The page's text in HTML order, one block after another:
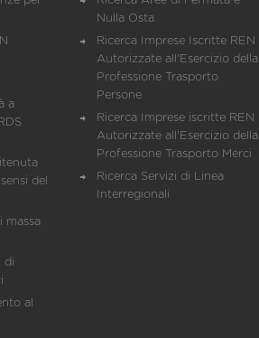
a
del
massa
di
al
Nulla Osta
Ricerca Imprese Iscritte REN
Autorizzate all'Esercizio della
Professione Trasporto
Persone
Ricerca Imprese iscritte REN
Autorizzate all'Esercizio della
Professione Trasporto Merci
Ricerca Servizi di Linea
Interregionali